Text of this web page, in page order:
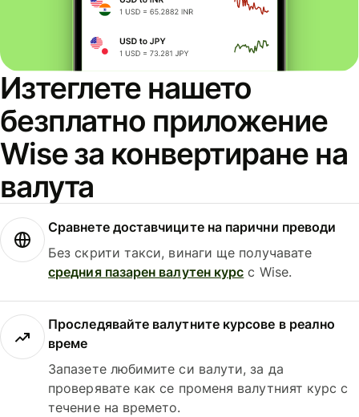
Изтеглете нашето
безплатно приложение
Wise за конвертиране на
валута
Сравнете доставчиците на парични преводи
Без скрити такси, винаги ще получавате
средния пазарен валутен курс с Wise.
Проследявайте валутните курсове в реално
време
Запазете любимите си валути, за да
проверявате как се променя валутният курс с
течение на времето.